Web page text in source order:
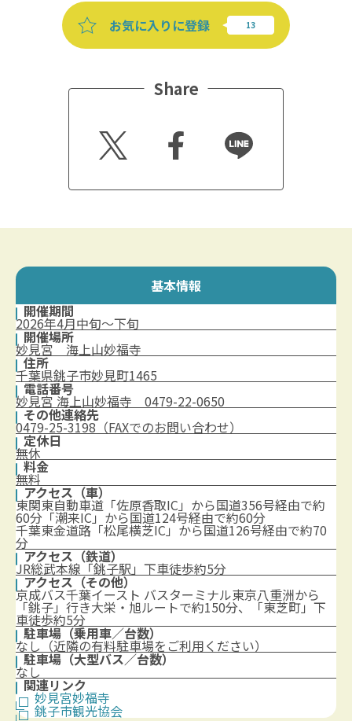
お気に入りに登録
Share
Twitt
er
Faceb
ook
Line
基本情報
開催期間
2026年4月中旬～下旬
開催場所
妙見宮 海上山妙福寺
住所
千葉県銚子市妙見町1465
電話番号
妙見宮 海上山妙福寺 0479-22-0650
その他連絡先
0479-25-3198（FAXでのお問い合わせ）
定休日
無休
料金
無料
アクセス（車）
東関東自動車道「佐原香取IC」から国道356号経由で約
60分「潮来IC」から国道124号経由で約60分
千葉東金道路「松尾横芝IC」から国道126号経由で約70
分
アクセス（鉄道）
JR総武本線「銚子駅」下車徒歩約5分
アクセス（その他）
京成バス千葉イースト バスターミナル東京八重洲から
「銚子」行き大栄・旭ルートで約150分、「東芝町」下
車徒歩約5分
駐車場（乗用車／台数）
なし（近隣の有料駐車場をご利用ください）
駐車場（大型バス／台数）
なし
関連リンク
妙見宮妙福寺
銚子市観光協会